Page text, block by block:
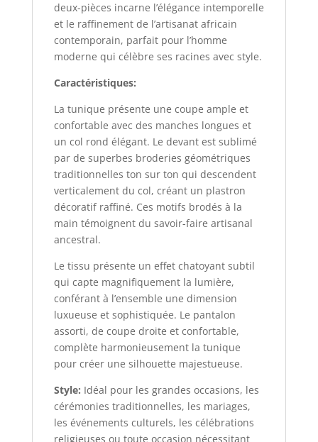
deux-pièces incarne l’élégance intemporelle
et le raffinement de l’artisanat africain
contemporain, parfait pour l’homme
moderne qui célèbre ses racines avec style.
Caractéristiques:
La tunique présente une coupe ample et
confortable avec des manches longues et
un col rond élégant. Le devant est sublimé
par de superbes broderies géométriques
traditionnelles ton sur ton qui descendent
verticalement du col, créant un plastron
décoratif raffiné. Ces motifs brodés à la
main témoignent du savoir-faire artisanal
ancestral.
Le tissu présente un effet chatoyant subtil
qui capte magnifiquement la lumière,
conférant à l’ensemble une dimension
luxueuse et sophistiquée. Le pantalon
assorti, de coupe droite et confortable,
complète harmonieusement la tunique
pour créer une silhouette majestueuse.
Style: Idéal pour les grandes occasions, les
cérémonies traditionnelles, les mariages,
les événements culturels, les célébrations
religieuses ou toute occasion nécessitant